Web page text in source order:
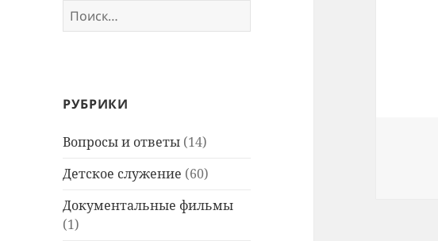
Найти:
РУБРИКИ
Вопросы и ответы (14)
Детское служение (60)
Документальные фильмы
(1)